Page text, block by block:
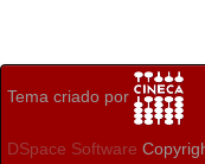
Tema criado por
DSpace Software